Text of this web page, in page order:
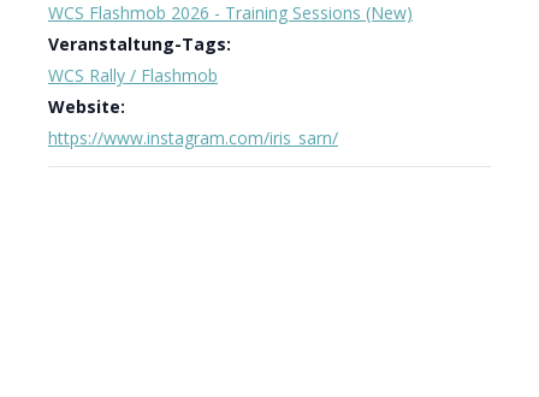
WCS Flashmob 2026 - Training Sessions (New)
Veranstaltung-Tags:
WCS Rally / Flashmob
Website:
https://www.instagram.com/iris_sarn/